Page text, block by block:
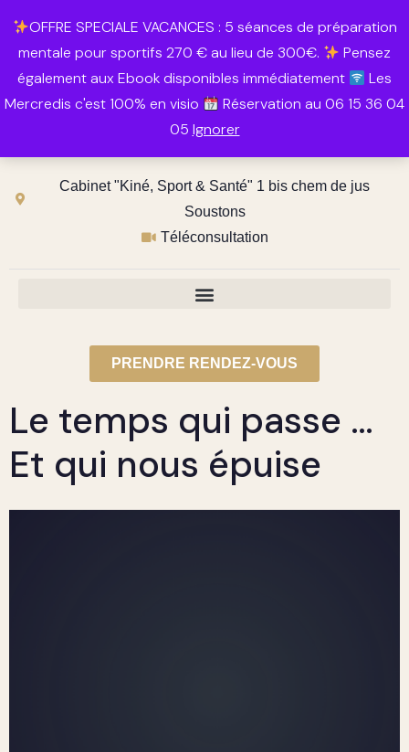
sur Resalib : annuaire, référencement et prise de rendez-vous
pour les Hypnothérapeutes
contact@annabelle-hypnose.fr
06 15 36 04 05
Cabinet "Kiné, Sport & Santé" 1 bis chem de jus
Soustons
Téléconsultation
PRENDRE RENDEZ-VOUS
Le temps qui passe …
Et qui nous épuise
OFFRE SPECIALE VACANCES : 5 séances de préparation
mentale pour sportifs 270 € au lieu de 300€.
Pensez
également aux Ebook disponibles immédiatement
Les
Mercredis c'est 100% en visio
Réservation au 06 15 36 04
05 Ignorer